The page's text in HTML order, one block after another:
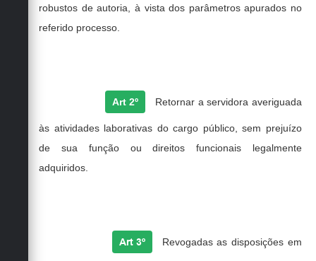
robustos de autoria, à vista dos parâmetros apurados no
referido processo.
Art 2º Retornar a servidora averiguada
às atividades laborativas do cargo público,sem prejuízo
de sua função ou direitos funcionais legalmente
adquiridos
Art 3º Revogadas as disposições em